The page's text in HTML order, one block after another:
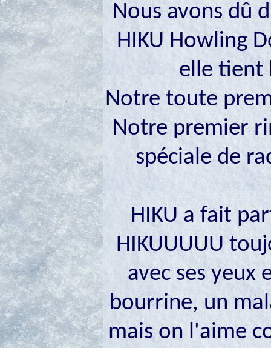
Nous avons dû
HIKU Howling
elle tient
Notre toute
Notre premier
spéciale de
HIKU a fait
HIKUUUUU
avec ses yeux
bourrine, un
mais on l'aime